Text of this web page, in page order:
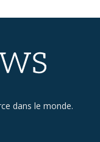
dans le monde.